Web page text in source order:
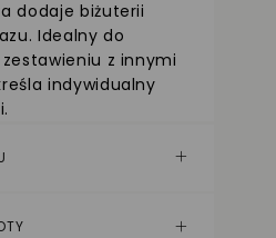
dodaje biżuterii
Idealny do
z innymi
indywidualny